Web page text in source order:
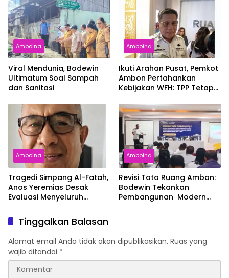
Amboina
Viral Mendunia, Bodewin
Ultimatum Soal Sampah
dan Sanitasi
Amboina
Ikuti Arahan Pusat, Pemkot
Ambon Pertahankan
Kebijakan WFH: TPP Tetap
Amboina
Tragedi Simpang Al-Fatah,
Anos Yeremias Desak
Evaluasi Menyeluruh
Amboina
Revisi Tata Ruang Ambon:
Bodewin Tekankan
Pembangunan Modern
Tinggalkan Balasan
Alamat email Anda tidak akan dipublikasikan. Ruas yang
wajib ditandai *